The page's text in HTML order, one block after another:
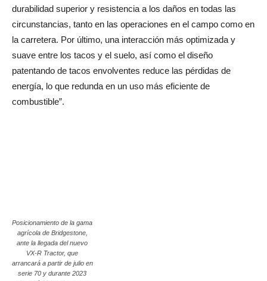
durabilidad superior y resistencia a los daños en todas las
circunstancias, tanto en las operaciones en el campo como en
la carretera. Por último, una interacción más optimizada y
suave entre los tacos y el suelo, así como el diseño
patentando de tacos envolventes reduce las pérdidas de
energía, lo que redunda en un uso más eficiente de
combustible”.
Posicionamiento de la gama
agrícola de Bridgestone,
ante la llegada del nuevo
VX-R Tractor, que
arrancará a partir de julio en
serie 70 y durante 2023